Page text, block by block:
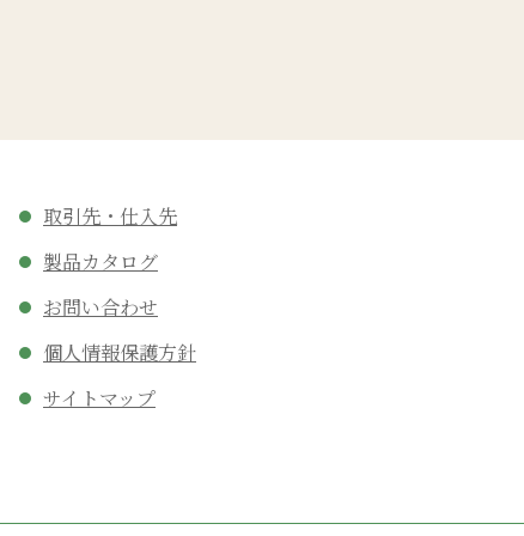
取引先・仕入先
製品カタログ
お問い合わせ
個人情報保護方針
サイトマップ